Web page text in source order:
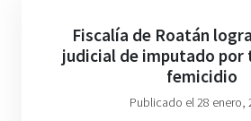
Fiscalía de Roatán
judicial de imputado
femicidio
Publicado el 28 enero,